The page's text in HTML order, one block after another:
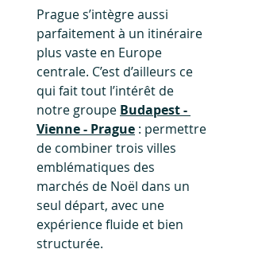
Prague s’intègre aussi
parfaitement à un itinéraire
plus vaste en Europe
centrale. C’est d’ailleurs ce
qui fait tout l’intérêt de
notre groupe Budapest -
Vienne - Prague : permettre
de combiner trois villes
emblématiques des
marchés de Noël dans un
seul départ, avec une
expérience fluide et bien
structurée.